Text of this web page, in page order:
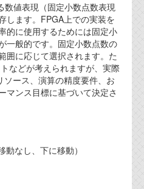
数値表現（固定小数点数表現
します。FPGA上での実装を
的に使用するためには固定小
一般的です。固定小数点数の
囲に応じて選択されます。た
などが考えられますが、実際
ース、演算の精度要件、お
マンス目標に基づいて決定さ
動なし、下に移動）